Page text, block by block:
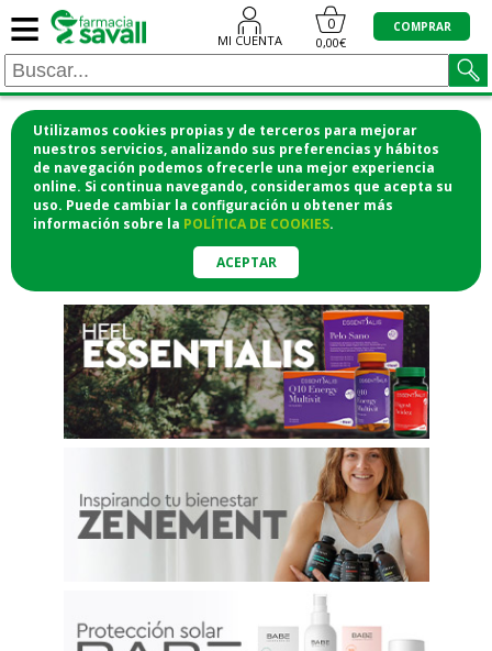
Utilizamos cookies propias y de terceros para mejorar
nuestros servicios, analizando sus preferencias y hábitos
de navegación podemos ofrecerle una mejor experiencia
online. Si continua navegando, consideramos que acepta su
uso. Puede cambiar la configuración u obtener más
información sobre la POLÍTICA DE COOKIES.
ACEPTAR
≡ MI CUENTA
0
0,00€
COMPRAR
¡COMPRA CÓMODAMENTE
DESDE CASA Y RECOGE EN LA
FARMACIA!o si lo prefieres te lo mandamos
a casa